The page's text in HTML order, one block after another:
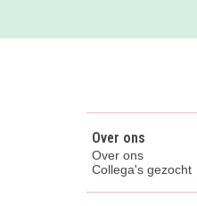
Over ons
Over ons
Collega's gezocht